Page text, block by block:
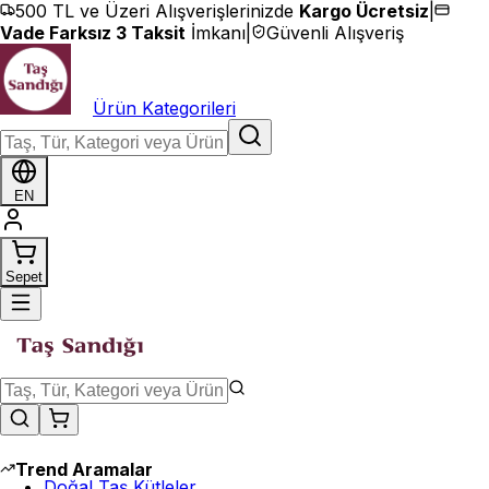
İçeriğe geç
500 TL ve Üzeri Alışverişlerinizde Kargo Ücretsiz
Vade Farksız 3 Taksit İmkanı Güvenli Alışveriş
Ürün Kategorileri
EN
Sepet
Trend Aramalar